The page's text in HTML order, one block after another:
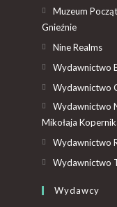
Muzeum
Gnieźnie
Nine Realms
Wydawnictwo
Wydawnictwo
Wydawnictwo
Mikołaja
Wydawnictwo
Wydawnictwo
Wydawcy